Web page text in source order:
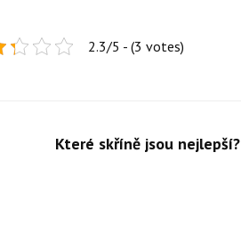
2.3/5 - (3 votes)
Které skříně jsou nejlepší?